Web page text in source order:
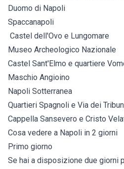
Duomo di Napoli
Spaccanapoli
Castel dell'Ovo e Lungomare
Museo Archeologico Nazionale
Castel Sant'Elmo e quartiere
Maschio Angioino
Napoli Sotterranea
Quartieri Spagnoli e Via dei
Cappella Sansevero e Cristo
Cosa vedere a Napoli in 2 giorni
Primo giorno
Se hai a disposizione due giorni